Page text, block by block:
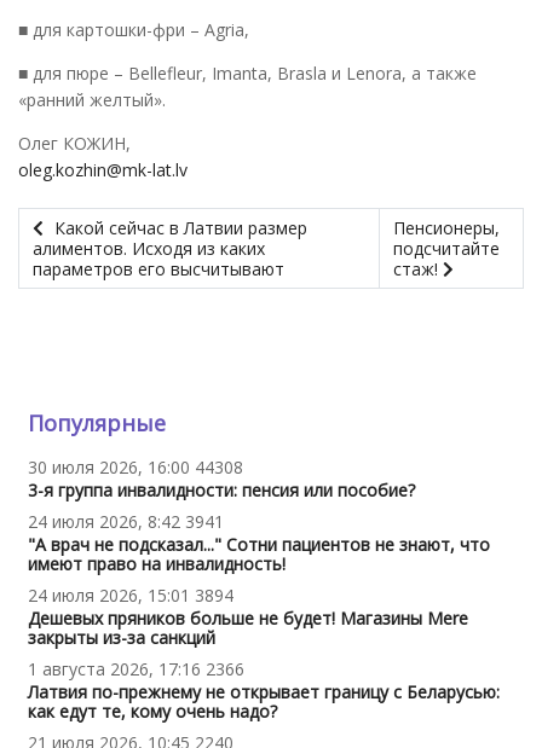
■ для картошки-фри – Agria,
■ для пюре – Bellefleur, Imanta, Brasla и Lenora, а также
«ранний желтый».
Олег КОЖИН,
oleg.kozhin@mk-lat.lv
Какой сейчас в Латвии размер
алиментов. Исходя из каких
параметров его высчитывают
Пенсионеры,
подсчитайте
стаж!
Популярные
30 июля 2026, 16:00 44308
3-я группа инвалидности: пенсия или пособие?
24 июля 2026, 8:42 3941
"А врач не подсказал..." Сотни пациентов не знают, что
имеют право на инвалидность!
24 июля 2026, 15:01 3894
Дешевых пряников больше не будет! Магазины Mere
закрыты из-за санкций
1 августа 2026, 17:16 2366
Латвия по-прежнему не открывает границу с Беларусью:
как едут те, кому очень надо?
21 июля 2026, 10:45 2240